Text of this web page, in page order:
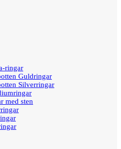
ringar
Guldringar
Silverringar
med sten